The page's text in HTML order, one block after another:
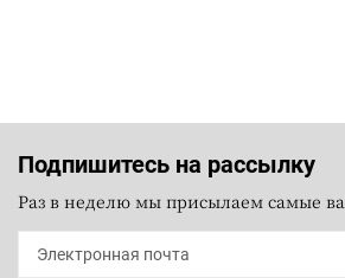
Подпишитесь на рассылку
Раз в неделю мы присылаем самые